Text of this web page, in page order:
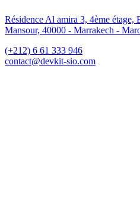
Résidence Al amira 3, 4ème étage,
Mansour, 40000 - Marrakech -
(+212) 6 61 333 946
contact@devkit-sio.com